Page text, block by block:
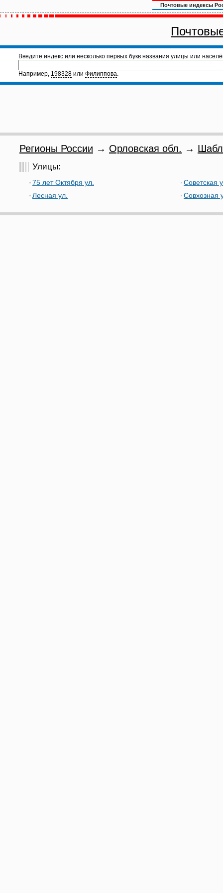
Почтовые индексы
Введите индекс или несколько первых букв названия улицы или
Например, 198328 или Филиппова.
Регионы России → Орловская обл. →
Улицы:
75 лет Октября ул.
Лесная ул.
Советская
Совхозная